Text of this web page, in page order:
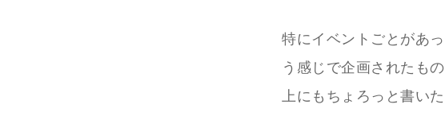
特にイベントごとがあ
う感じで企画されたもの
上にもちょろっと書い